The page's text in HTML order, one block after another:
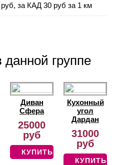
за КАД 30 руб за 1 км
группе
Диван
Сфера
25000
руб
КУПИТЬ
Кухонный
угол
Дардан
31000
руб
КУПИТЬ